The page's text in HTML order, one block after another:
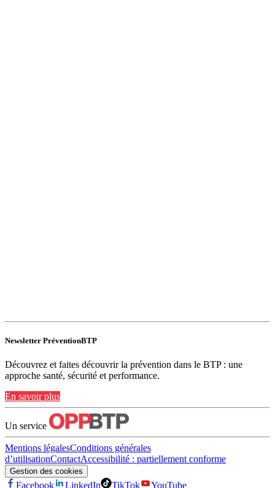
Newsletter PréventionBTP
Découvrez et faites découvrir la prévention dans le BTP : une
approche santé, sécurité et performance.
En savoir plus
Un service
Mentions légalesConditions générales
d’utilisationContactAccessibilité : partiellement conforme
Gestion des cookies
Facebook LinkedIn TikTok
YouTube